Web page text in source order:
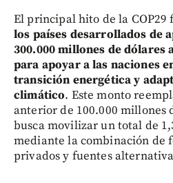
El principal hito de la COP29
los países desarrollados de
300.000 millones de dólares
para apoyar a las naciones
transición energética y
climático. Este monto
anterior de 100.000 millones
busca movilizar un total de
mediante la combinación de
privados y fuentes